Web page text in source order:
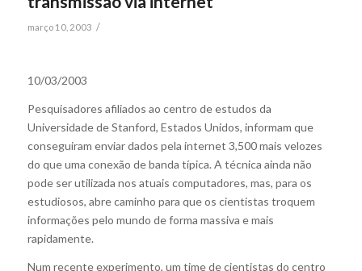
março 10, 2003 /
10/03/2003
Pesquisadores afiliados ao centro de estudos da
Universidade de Stanford, Estados Unidos, informam que
conseguiram enviar dados pela internet 3,500 mais velozes
do que uma conexão de banda típica. A técnica ainda não
pode ser utilizada nos atuais computadores, mas, para os
estudiosos, abre caminho para que os cientistas troquem
informações pelo mundo de forma massiva e mais
rapidamente.
Num recente experimento, um time de cientistas do centro